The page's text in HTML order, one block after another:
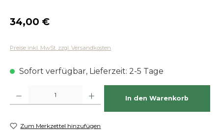
Regulärer Preis:
34,00 €
Preise inkl. MwSt. zzgl. Versandkosten
Sofort verfügbar, Lieferzeit: 2-5 Tage
In den Warenkorb
Zum Merkzettel hinzufügen